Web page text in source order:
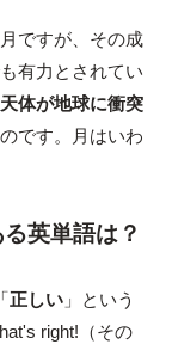
ですが、その成
有力とされてい
体が地球に衝突
です。月はいわ
英単語は？
正しい」という
right!（その